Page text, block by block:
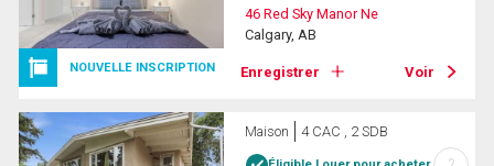
NOUVELLE INSCRIPTION
46 Red Sky Manor Ne
Calgary, AB
Enregistrer Voir
Maison 4 CAC , 2 SDB